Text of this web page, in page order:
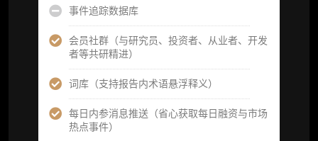
事件追踪数据库
会员社群（与研究员、投资者、从业者、开发
者等共研精进）
词库（支持报告内术语悬浮释义）
每日内参消息推送（省心获取每日融资与市场
热点事件）
研究简报栏目内容（内容依托于研报，快速获
取研究对象核心判断）
市场脉搏分析、融资项目解密栏目内容（持续
更新，市场热点与热门融资项目轻松捕获）
项目融资数据库
事件追踪数据库